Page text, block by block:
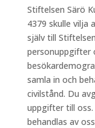
Stiftelsen Särö
4379 skulle vilja
själv till
personuppgifter
samla in och
civilstånd. Du
uppgifter till
behandlas av